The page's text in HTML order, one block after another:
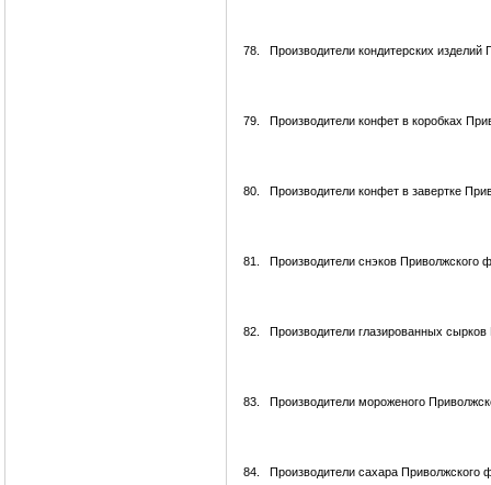
78. Производители кондитерских изделий
79. Производители конфет в коробках
80. Производители конфет в завертке
81. Производители снэков Приволжского
82. Производители глазированных
83. Производители мороженого
84. Производители сахара Приволжского